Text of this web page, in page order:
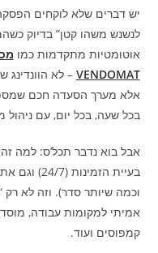
יש דברים שלא לוקחים
לנשנש משהו קטן” בדיוק
אוטומטיות מתקדמות כמו
VENDOMAT – לא
אלא מערך הסעדה חכם שמספק
בכל שעה, בכל יום, עם ניהול
אבל בוא נדבר תכל’ס: למה
בעיית
וכמה שיותר סדר). וזה לא רק
אמיתי למקומות עבודה,
קמפוסים ועוד.